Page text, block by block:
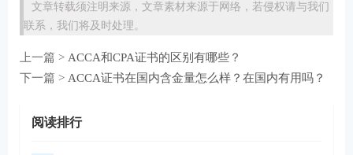
文章转载须注明来源，文章素材来源于网络，若侵权请与我们
联系，我们将及时处理。
上一篇 > ACCA和CPA证书的区别有哪些？
下一篇 > ACCA证书在国内含金量怎么样？在国内有用吗？
阅读排行